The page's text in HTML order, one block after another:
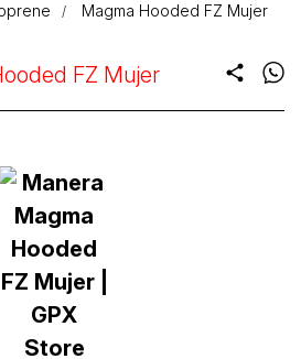
Magma Hooded FZ Mujer
FZ Mujer share